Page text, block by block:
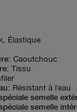
Élastique
: Caoutchouc
: Tissu
: Résistant à l'eau
semelle
semelle